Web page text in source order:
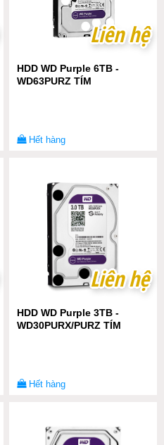
Liên hệ
Liên hệ
HDD WD Purple 6TB -
WD63PURZ TÍM
Hết hàng
Liên hệ
Liên hệ
HDD WD Purple 3TB -
WD30PURX/PURZ TÍM
Hết hàng